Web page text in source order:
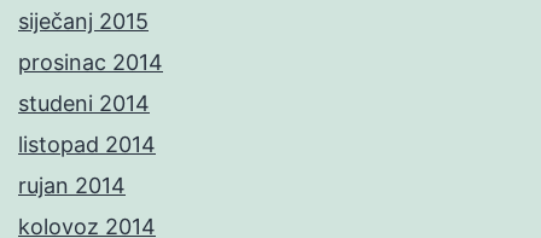
siječanj 2015
prosinac 2014
studeni 2014
listopad 2014
rujan 2014
kolovoz 2014